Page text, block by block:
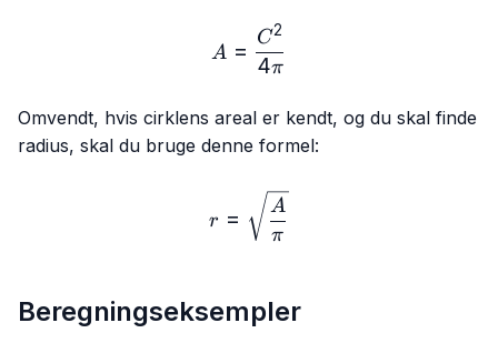
A = \frac{C²}{4π}
A =
4π
C2
Omvendt, hvis cirklens areal er kendt, og du skal finde
radius, skal du bruge denne formel:
r=\sqrt{\frac{A}{π}}
r =
π
A
Beregningseksempler